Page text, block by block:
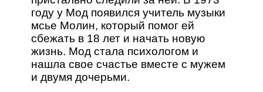
году у Мод появился учитель музыки
мсье Молин, который помог ей
сбежать в 18 лет и начать новую
жизнь. Мод стала психологом и
нашла свое счастье вместе с мужем
и двумя дочерьми.